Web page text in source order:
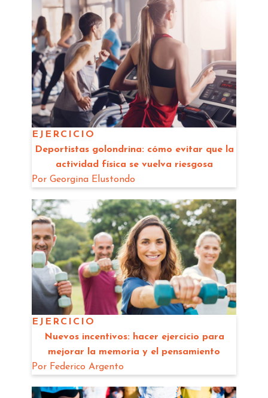
EJERCICIO
Deportistas golondrina: cómo evitar que la
actividad física se vuelva riesgosa
Por Georgina Elustondo
EJERCICIO
Nuevos incentivos: hacer ejercicio para
mejorar la memoria y el pensamiento
Por Federico Argento